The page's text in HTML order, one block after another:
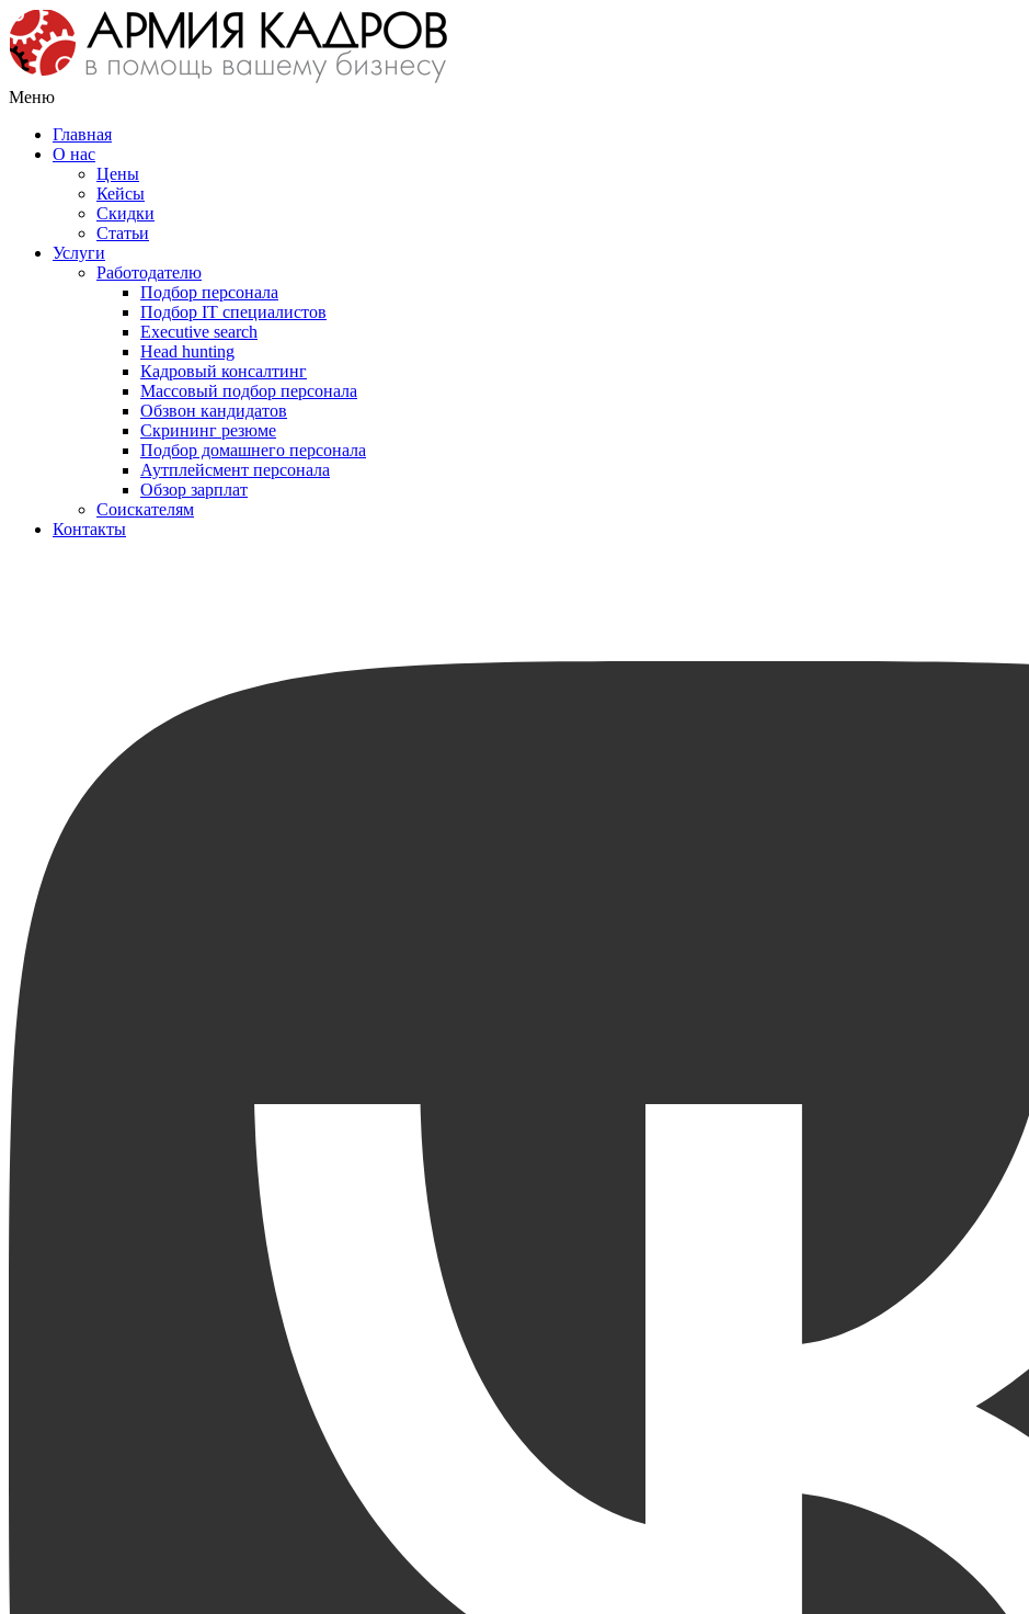
Меню
Главная
О нас
Цены
Кейсы
Скидки
Статьи
Услуги
Работодателю
Подбор персонала
Подбор IT специалистов
Еxecutive search
Head hunting
Кадровый консалтинг
Массовый подбор персонала
Обзвон кандидатов
Скрининг резюме
Подбор домашнего персонала
Аутплейсмент персонала
Обзор зарплат
Соискателям
Контакты